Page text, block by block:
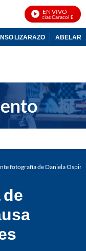
EN VIVO
Noticias Caracol En Vivo
LIZARAZO
fotografía de Daniela